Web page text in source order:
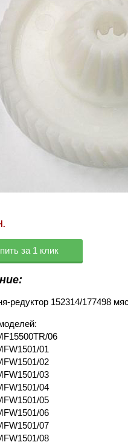
за 1 клик
редуктор 152314/177498
06
01
02
03
04
05
06
07
08